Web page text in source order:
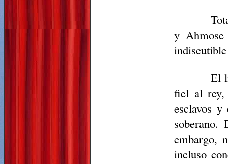
yAhmose
El
fiel al rey,
esclavos
soberano.
embargo,
incluso